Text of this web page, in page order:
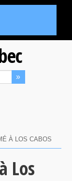
À LOS CABOS
Los